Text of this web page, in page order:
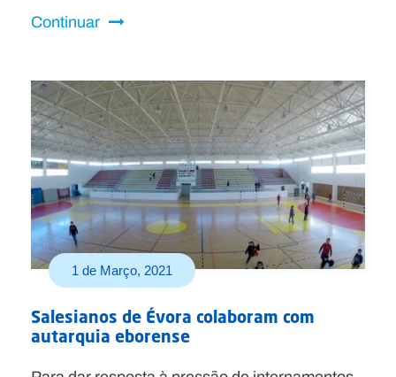
Continuar
1 de Março, 2021
Salesianos de Évora colaboram com
autarquia eborense